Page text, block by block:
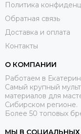
Политика
Обратная связь
Доставка и оплата
Контакты
О КОМПАНИИ
Работаем в
Самый крупный
материалов для
Сибирском регионе.
Более 50 топовых
МЫ В СОЦИАЛЬНЫХ